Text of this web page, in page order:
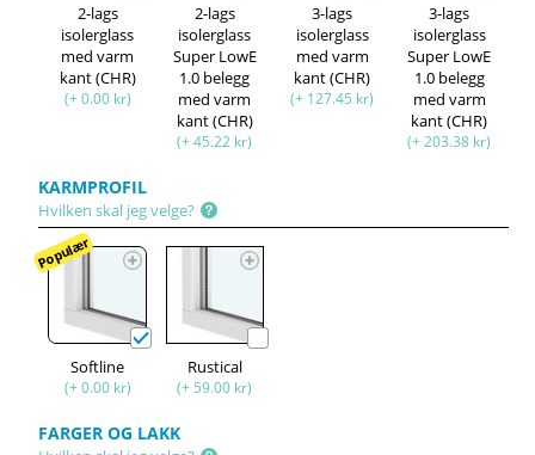
2-lags
isolerglass
med varm
kant (CHR)
(+ 0.00 kr)
2-lags
isolerglass
Super LowE
1.0 belegg
med varm
kant (CHR)
(+ 45.22 kr)
3-lags
isolerglass
med varm
kant (CHR)
(+ 127.45 kr)
3-lags
isolerglass
Super LowE
1.0 belegg
med varm
kant (CHR)
(+ 203.38 kr)
KARMPROFIL
Hvilken skal jeg velge?
Populær
Softline
(+ 0.00 kr)
Rustical
(+ 59.00 kr)
FARGER OG LAKK